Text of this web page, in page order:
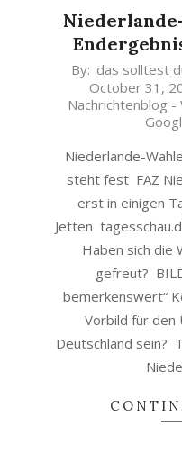
2025-
31
By: das solltest
October 31,
Nachrichtenblog -
Niederlande-
steht fest FAZ
erst in einigen
Jetten
Haben sich die
gefreut?
bemerkenswert“
Vorbild für den
Deutschland sein?